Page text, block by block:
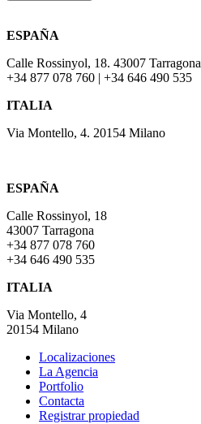
ESPAÑA
Calle Rossinyol, 18. 43007 Tarragona
+34 877 078 760 | +34 646 490 535
ITALIA
Via Montello, 4. 20154 Milano
ESPAÑA
Calle Rossinyol, 18
43007 Tarragona
+34 877 078 760
+34 646 490 535
ITALIA
Via Montello, 4
20154 Milano
Localizaciones
La Agencia
Portfolio
Contacta
Registrar propiedad